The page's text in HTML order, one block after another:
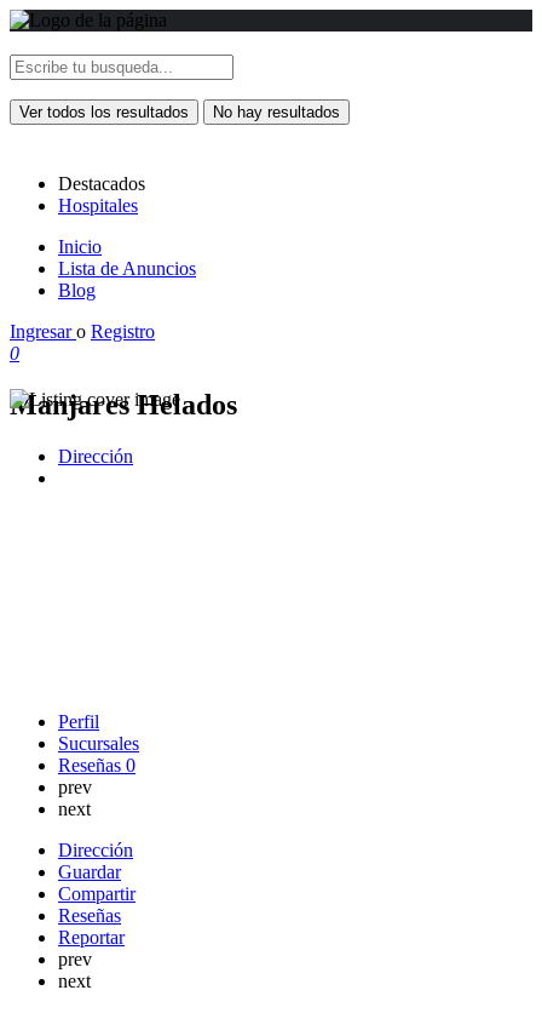
Ver todos los resultados No hay resultados
Destacados
Hospitales
Inicio
Lista de Anuncios
Blog
Ingresaro Registro
0
Manjares Helados
Dirección
Perfil
Sucursales
Reseñas 0
prev
next
Dirección
Guardar
Compartir
Reseñas
Reportar
prev
next